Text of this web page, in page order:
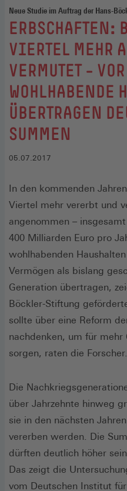
Neue Studie im Auftrag der Hans-
:
ERBSCHAFTEN:
VIERTEL MEHR
VERMUTET –
WOHLHABENDE
ÜBERTRAGEN
SUMMEN
05.07.2017
In den kommenden
Viertel mehr vererbt und
angenommen –
400 Milliarden Euro pro
wohlhabenden
Vermögen als bislang
Generation übertragen,
Böckler-Stiftung
sollte über eine Reform
nachdenken, um für mehr
sorgen, raten die Forscher.
Die
über Jahrzehnte hinweg
sie in den nächsten
vererben werden. Die
dürften deutlich höher
Das zeigt die
vom Deutschen Institut